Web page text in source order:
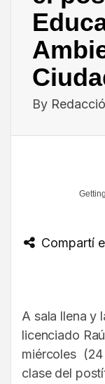
By
Compartí
A sala llena y
licenciado
miércoles (24
clase del